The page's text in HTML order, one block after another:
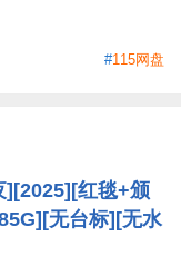
#115网盘
][2025][红毯+颁
无台标][无水